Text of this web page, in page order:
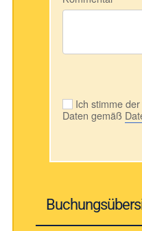
Ich stimme der
Daten gemäß